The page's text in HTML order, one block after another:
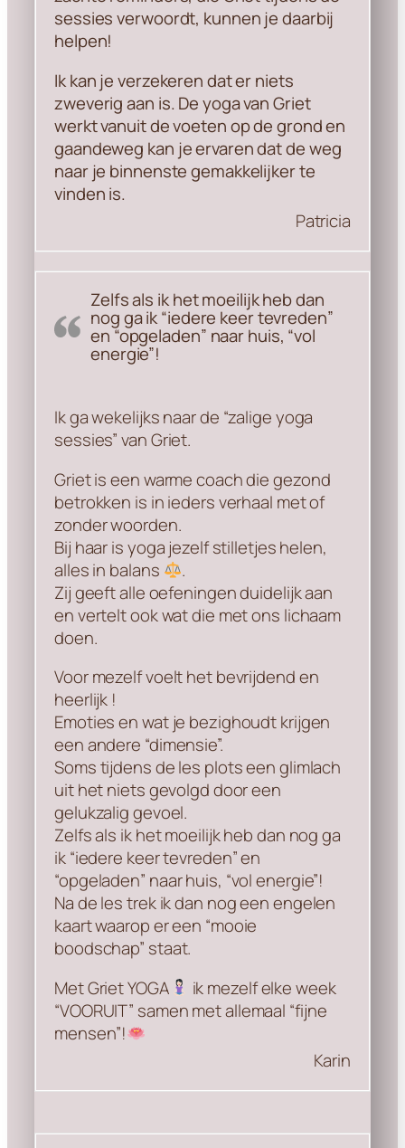
sessies verwoordt, kunnen je daarbij
helpen!
Ik kan je verzekeren dat er niets
zweverig aan is. De yoga van Griet
werkt vanuit de voeten op de grond en
gaandeweg kan je ervaren dat de weg
naar je binnenste gemakkelijker te
vinden is.
Patricia
Zelfs als ik het moeilijk heb dan
nog ga ik “iedere keer tevreden”
en “opgeladen” naar huis, “vol
energie”!
Ik ga wekelijks naar de “zalige yoga
sessies” van Griet.
Griet is een warme coach die gezond
betrokken is in ieders verhaal met of
zonder woorden.
Bij haar is yoga jezelf stilletjes helen,
alles in balans
.
Zij geeft alle oefeningen duidelijk aan
en vertelt ook wat die met ons lichaam
doen.
Voor mezelf voelt het bevrijdend en
heerlijk !
Emoties en wat je bezighoudt krijgen
een andere “dimensie”.
Soms tijdens de les plots een glimlach
uit het niets gevolgd door een
gelukzalig gevoel.
Zelfs als ik het moeilijk heb dan nog ga
ik “iedere keer tevreden” en
“opgeladen” naar huis, “vol energie”!
Na de les trek ik dan nog een engelen
kaart waarop er een “mooie
boodschap” staat.
Met Griet YOGA
ik mezelf elke week
“VOORUIT” samen met allemaal “fijne
mensen”!
Karin